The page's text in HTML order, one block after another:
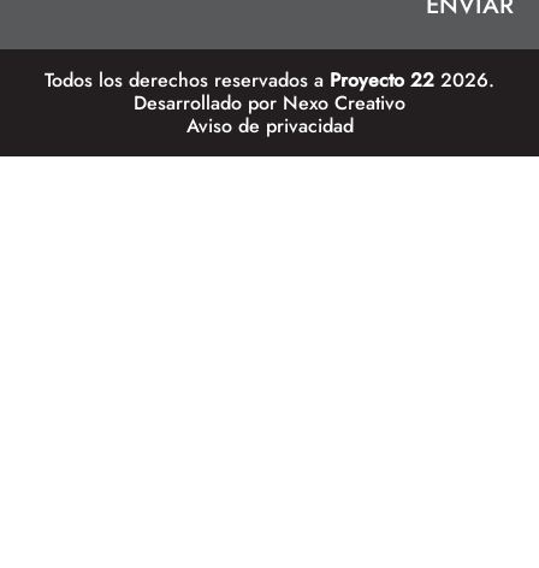
Todos los derechos reservados a Proyecto 22 2026.
Desarrollado por Nexo Creativo
Aviso de privacidad